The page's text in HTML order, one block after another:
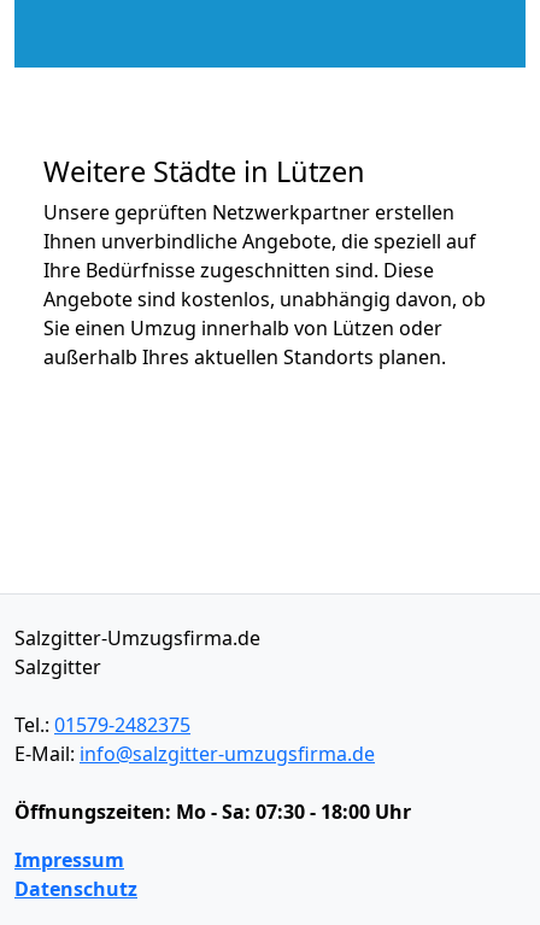
Weitere Städte in Lützen
Unsere geprüften Netzwerkpartner erstellen
Ihnen unverbindliche Angebote, die speziell auf
Ihre Bedürfnisse zugeschnitten sind. Diese
Angebote sind kostenlos, unabhängig davon, ob
Sie einen Umzug innerhalb von Lützen oder
außerhalb Ihres aktuellen Standorts planen.
Salzgitter-Umzugsfirma.de
Salzgitter
Tel.: 01579-2482375
E-Mail: info@salzgitter-umzugsfirma.de
Öffnungszeiten: Mo - Sa: 07:30 - 18:00 Uhr
Impressum
Datenschutz